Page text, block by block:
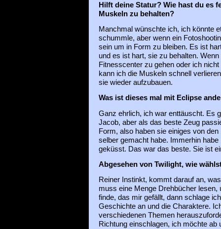
Hilft deine Statur? Wie hast du es
Muskeln zu behalten?
Manchmal wünschte ich, ich könnte
schummle, aber wenn ein
sein um in Form zu bleiben. Es ist
und es ist hart, sie zu behalten.
Fitnesscenter zu gehen oder ich
kann ich die Muskeln schnell
sie wieder aufzubauen.
Was ist dieses mal mit Eclipse
Ganz ehrlich, ich war enttäuscht. Es
Jacob, aber als das beste Zeug
Form, also haben sie einiges von
selber gemacht habe. Immerhin
geküsst. Das war das beste. Sie ist
Abgesehen von Twilight, wie
Reiner Instinkt, kommt darauf an,
muss eine Menge Drehbücher lesen,
finde, das mir gefällt, dann schlage
Geschichte an und die Charaktere.
verschiedenen Themen
Richtung einschlagen, ich möchte ab